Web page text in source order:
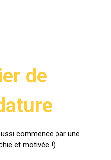
de
commence par une
et motivée !)